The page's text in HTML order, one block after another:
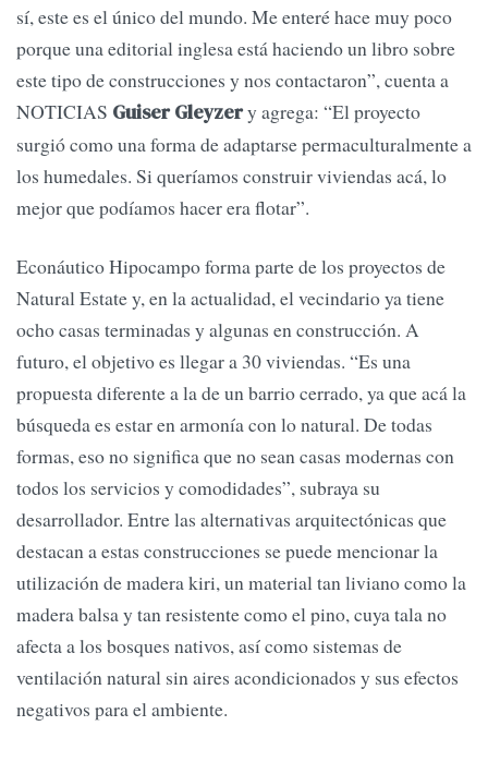
sí, este es el único del mundo. Me enteré hace muy poco
porque una editorial inglesa está haciendo un libro sobre
este tipo de construcciones y nos contactaron”, cuenta a
NOTICIAS Guiser Gleyzery agrega: “El proyecto
surgió como una forma de adaptarse permaculturalmente a
los humedales. Si queríamos construir viviendas acá, lo
mejor que podíamos hacer era flotar”.
Econáutico Hipocampo forma parte de los proyectos de
Natural Estate y, en la actualidad, el vecindario ya tiene
ocho casas terminadas y algunas en construcción. A
futuro, el objetivo es llegar a 30 viviendas. “Es una
propuesta diferente a la de un barrio cerrado, ya que acá la
búsqueda es estar en armonía con lo natural. De todas
formas, eso no significa que no sean casas modernas con
todos los servicios y comodidades”, subraya su
desarrollador. Entre las alternativas arquitectónicas que
destacan a estas construcciones se puede mencionar la
utilización de madera kiri, un material tan liviano como la
madera balsa y tan resistente como el pino, cuya tala no
afecta a los bosques nativos, así como sistemas de
ventilación natural sin aires acondicionados y sus efectos
negativos para el ambiente.